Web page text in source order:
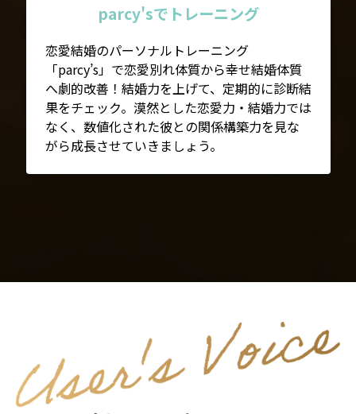
parcy'sでトレーニング
恋愛結婚のパーソナルトレーニング
「parcy’s」で恋愛別れ体質から幸せ結婚体質
へ劇的改善！結婚力を上げて、定期的に診断結
果をチェック。漠然とした恋愛力・結婚力では
なく、数値化された彼との関係構築力を見な
がら成長させていきましょう。